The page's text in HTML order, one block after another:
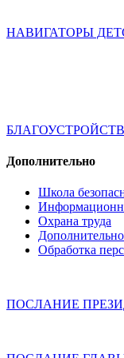
НАВИГАТОРЫ
Дополнительно
Школа
Охрана труда
Обработка
ПОСЛАНИЕ